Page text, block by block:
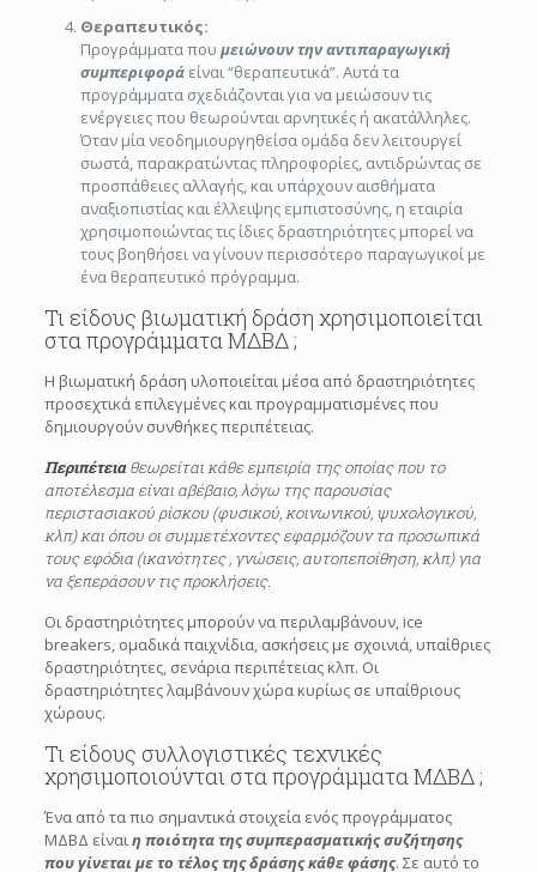
Θεραπευτικός:
Προγράμματα που μειώνουν την αντιπαραγωγική
συμπεριφοράείναι “θεραπευτικά”. Αυτά τα
προγράμματα σχεδιάζονται για να μειώσουν τις
ενέργειες που θεωρούνται αρνητικές ή ακατάλληλες.
Όταν μία νεοδημιουργηθείσα ομάδα δεν λειτουργεί
σωστά, παρακρατώντας πληροφορίες, αντιδρώντας σε
προσπάθειες αλλαγής, και υπάρχουν αισθήματα
αναξιοπιστίας και έλλειψης εμπιστοσύνης, η εταιρία
χρησιμοποιώντας τις ίδιες δραστηριότητες μπορεί να
τους βοηθήσει να γίνουν περισσότερο παραγωγικοί με
ένα θεραπευτικό πρόγραμμα.
Τι είδους βιωματική δράση χρησιμοποιείται
στα προγράμματα ΜΔΒΔ ;
Η βιωματική δράση υλοποιείται μέσα από δραστηριότητες
προσεχτικά επιλεγμένες και προγραμματισμένες που
δημιουργούν συνθήκες περιπέτειας.
Περιπέτειαθεωρείται κάθε εμπειρία της οποίας που το
αποτέλεσμα είναι αβέβαιο, λόγω της παρουσίας
περιστασιακού ρίσκου (φυσικού, κοινωνικού, ψυχολογικού,
κλπ) και όπου οι συμμετέχοντες εφαρμόζουν τα προσωπικά
τους εφόδια (ικανότητες , γνώσεις, αυτοπεποίθηση, κλπ) για
να ξεπεράσουν τις προκλήσεις.
Οι δραστηριότητες μπορούν να περιλαμβάνουν, ice
breakers, ομαδικά παιχνίδια, ασκήσεις με σχοινιά, υπαίθριες
δραστηριότητες, σενάρια περιπέτειας κλπ. Οι
δραστηριότητες λαμβάνουν χώρα κυρίως σε υπαίθριους
χώρους.
Τι είδους συλλογιστικές τεχνικές
χρησιμοποιούνται στα προγράμματα ΜΔΒΔ ;
Ένα από τα πιο σημαντικά στοιχεία ενός προγράμματος
ΜΔΒΔ είναιη ποιότητα της συμπερασματικής συζήτησης
που γίνεται με το τέλος της δράσης κάθε φάσης. Σε αυτό το